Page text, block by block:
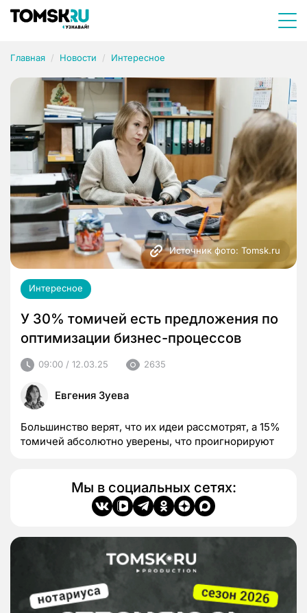
Главная Новости Интересное
Источник фото: Tomsk.ru
Интересное
У 30% томичей есть предложения по
оптимизации бизнес-процессов
09:00 / 12.03.25 2635
Евгения Зуева
Большинство верят, что их идеи рассмотрят, а 15%
томичей абсолютно уверены, что проигнорируют
Мы в социальных сетях: